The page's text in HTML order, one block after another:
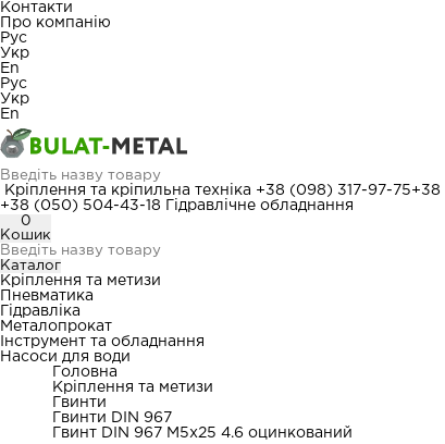
Контакти
Про компанію
Рус
Укр
En
Рус
Укр
En
Кріплення та кріпильна техніка +38 (098) 317-97-75+38
+38 (050) 504-43-18
Гідравлічне обладнання
0
Кошик
Каталог
Кріплення та метизи
Пневматика
Гідравліка
Металопрокат
Інструмент та обладнання
Насоси для води
Головна
Кріплення та метизи
Гвинти
Гвинти DIN 967
Гвинт DIN 967 М5x25 4.6 оцинкований